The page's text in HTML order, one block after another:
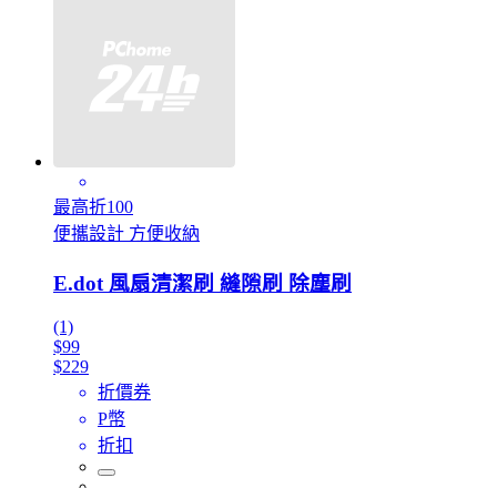
最高折100
便攜設計 方便收納
E.dot 風扇清潔刷 縫隙刷 除塵刷
(1)
$99
$229
折價券
P幣
折扣